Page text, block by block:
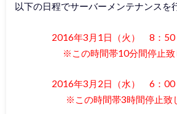
以下の日程でサーバーメンテナンスを
2016年3月1日（火） 8：
※この時間帯10分間停止致
2016年3月2日（水） 6：
※この時間帯3時間停止致